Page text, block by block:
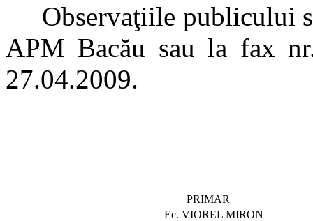
Observaţiile publicului
APM Bacău sau la fax
27.04.2009.
PRIMAR
Ec. VIOREL MIRON